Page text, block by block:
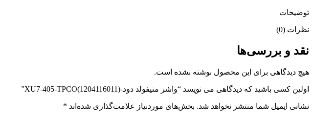
توضیحات
نظرات (0)
نقد و بررسی‌ها
هیچ دیدگاهی برای این محصول نوشته نشده است.
اولین کسی باشید که دیدگاهی می نویسد “واشر منیفولد دود-XU7-405-TPCO(1204116011)”
نشانی ایمیل شما منتشر نخواهد شد. بخش‌های موردنیاز علامت‌گذاری شده‌اند *